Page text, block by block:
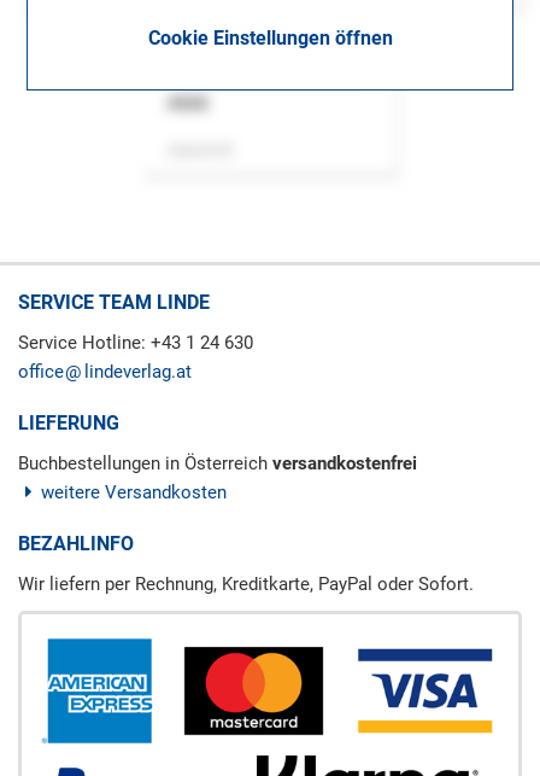
Cookie Einstellungen öffnen
SERVICE TEAM LINDE
Service Hotline: +43 1 24 630
office
lindeverlag.at
LIEFERUNG
Buchbestellungen in Österreich versandkostenfrei
weitere Versandkosten
BEZAHLINFO
Wir liefern per Rechnung, Kreditkarte, PayPal oder Sofort.